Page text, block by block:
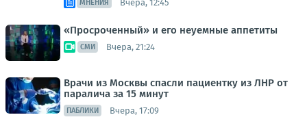
МНЕНИЯ Вчера, 12:45
«Просроченный» и его неуемные аппетиты
СМИ Вчера, 21:24
Врачи из Москвы спасли пациентку из ЛНР от
паралича за 15 минут
ПАБЛИКИ Вчера, 17:09